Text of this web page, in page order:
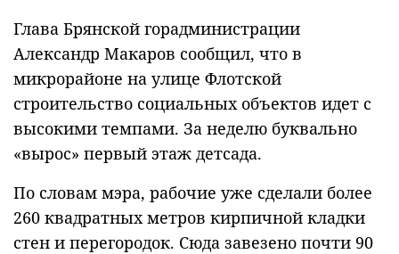
Глава Брянской горадминистрации
Александр Макаров сообщил, что в
микрорайоне на улице Флотской
строительство социальных объектов идет с
высокими темпами. За неделю буквально
«вырос» первый этаж детсада.
По словам мэра, рабочие уже сделали более
260 квадратных метров кирпичной кладки
стен и перегородок. Сюда завезено почти 90